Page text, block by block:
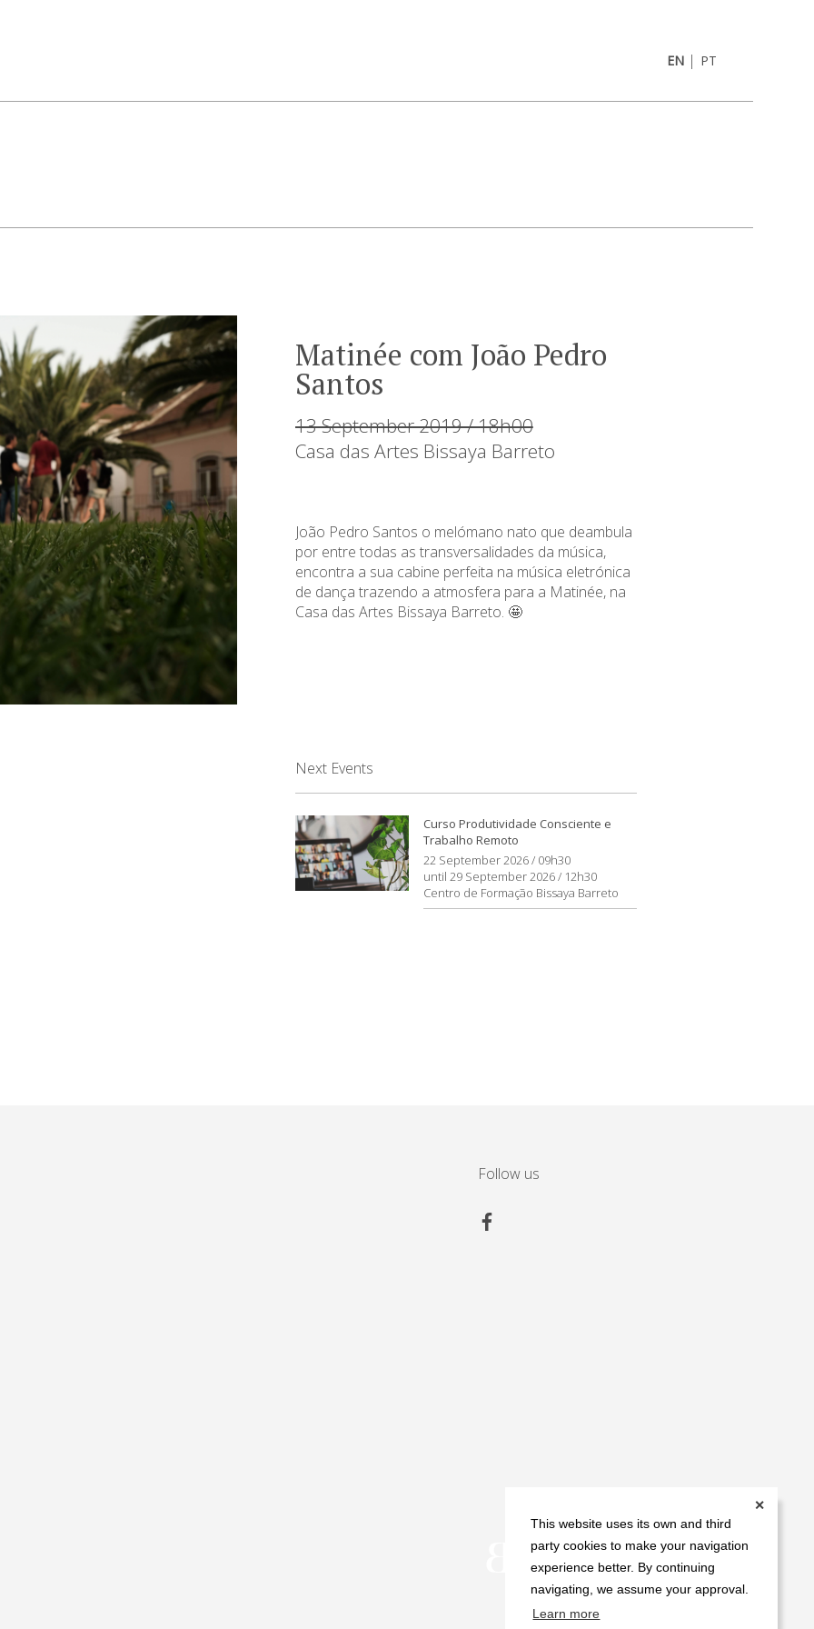
This website uses its own and third
party cookies to make your navigation
experience better. By continuing
navigating, we assume your approval.
Learn more
✕
EN| PT
Matinée com João Pedro
Santos
13 September 2019 / 18h00
Casa das Artes Bissaya Barreto
João Pedro Santos o melómano nato que deambula
por entre todas as transversalidades da música,
encontra a sua cabine perfeita na música eletrónica
de dança trazendo a atmosfera para a Matinée, na
Casa das Artes Bissaya Barreto. 🤩
Next Events
Curso Produtividade Consciente e
Trabalho Remoto
22 September 2026 / 09h30
until 29 September 2026 / 12h30
Centro de Formação Bissaya Barreto
Follow us